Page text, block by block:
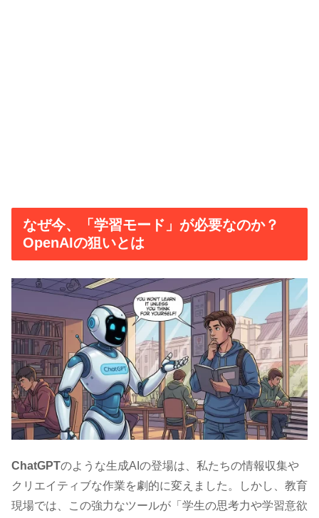
なぜ今、「学習モード」が必要なのか？
OpenAIの狙いとは
ChatGPTのような生成AIの登場は、私たちの情報収集や
クリエイティブな作業を劇的に変えました。しかし、教育
現場では、この強力なツールが「学生の思考力や学習意欲